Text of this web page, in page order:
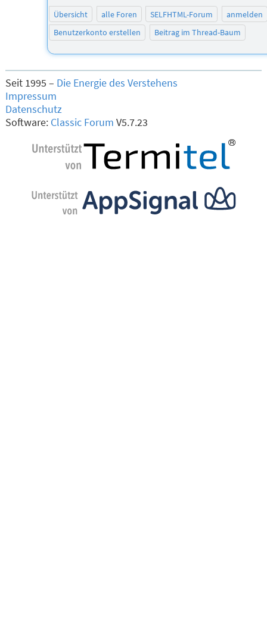
Übersicht alle Foren SELFHTML-Forum
anmelden
Benutzerkonto erstellen
Beitrag im Thread-Baum
Seit 1995 – Die Energie des Verstehens
Impressum
Datenschutz
Software: Classic Forum V5.7.23